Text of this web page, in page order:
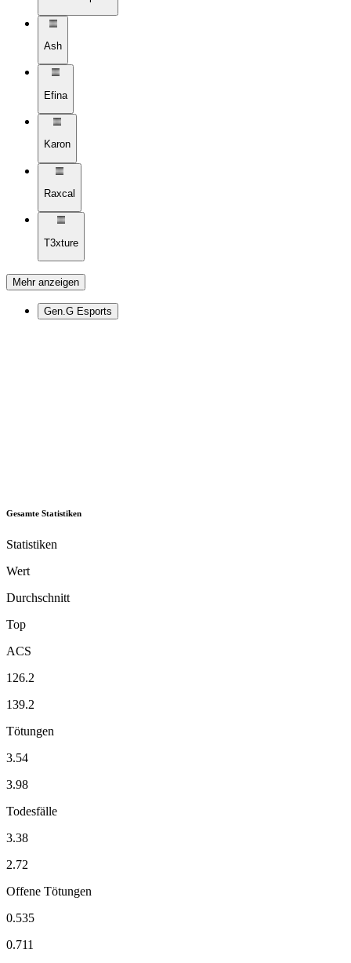
Ash
Efina
Karon
Raxcal
T3xture
Mehr anzeigen
Gen.G Esports
Gesamte Statistiken
Statistiken
Wert
Durchschnitt
Top
ACS
126.2
139.2
Tötungen
3.54
3.98
Todesfälle
3.38
2.72
Offene Tötungen
0.535
0.711